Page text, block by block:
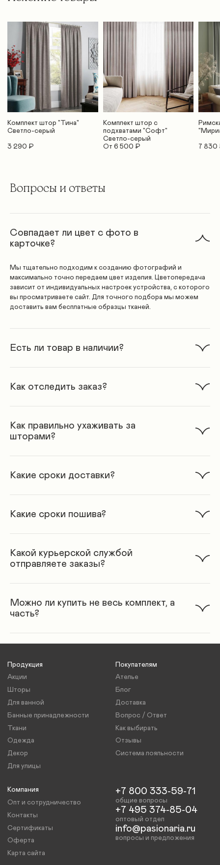
Комплект штор "Тина"
Светло-серый
3 290 ₽
Комплект штор с
подхватами "Софт"
Светло-серый
От 6 500 ₽
7 830
Вопросы и ответы
Совпадает ли цвет с фото в
карточке?
Мы тщательно подходим к созданию фотографий и
максимально точно передаем цвет изделия. Цветопередача
зависит от индивидуальных настроек устройства, с которого
вы просматриваете сайт. Для точного подбора мы можем
доставить вам бесплатные образцы тканей.
Есть ли товар в наличии?
Как отследить заказ?
Как правильно ухаживать за
шторами?
Какие сроки доставки?
Какие сроки пошива?
Какой курьерской службой
отправляете заказы?
Можно ли купить не весь комплект, а
часть?
Продукция
Акции
Шторы
Для ванной
Банные принадлежности
Ткани
Одежда
Декор
Для улицы
Покупателям
Ателье
Блог
Доставка
Вопрос / Ответ
Как выбирать
Отзывы
Система лояльности
Компания
Опт и сотрудничество
Контакты
Сертификаты
Оферта
Карта сайта
+7 800 333-59-71
общие вопросы
+7 495 374-85-04
оптовый отдел
info@pasionaria.ru
вопросы и предложения